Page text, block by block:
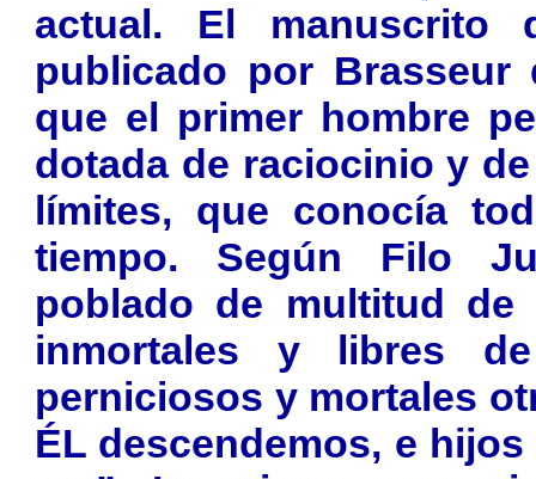
actual. El manuscrito
publicado por Brasseur
que el primer hombre
dotada de raciocinio y
límites, que conocía
tiempo. Según Filo
poblado de multitud de
inmortales y libres
perniciosos y mortales
ÉL descendemos, e